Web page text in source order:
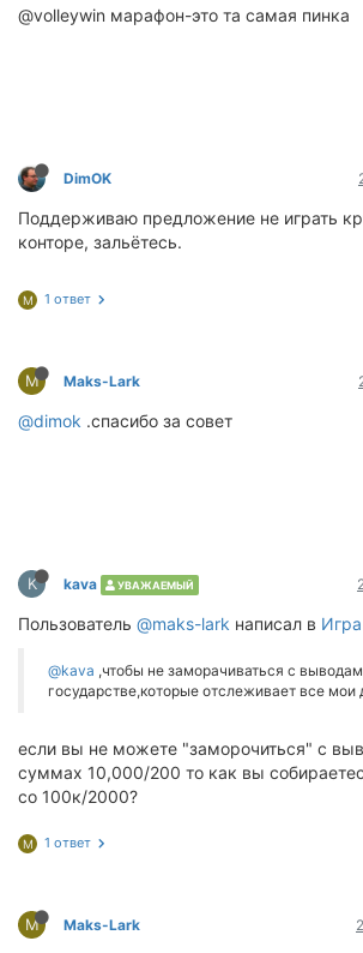
@volleywin марафон-это та самая пинка
DimOK
Поддерживаю предложение не играть
конторе, зальётесь.
M 1 ответ
M Maks-Lark
@dimok .спасибо за совет
K kava УВАЖАЕМЫЙ
Пользователь @maks-lark написал в
@kava ,чтобы не заморачиваться с
государстве,которые отслеживает все мои
если вы не можете "заморочиться" с
суммах 10,000/200 то как вы
со 100к/2000?
M 1 ответ
M Maks-Lark